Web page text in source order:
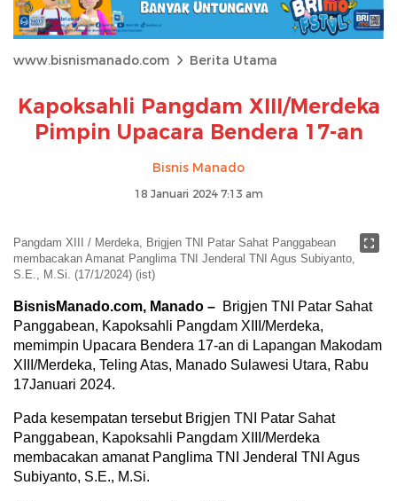
www.bisnismanado.com Berita Utama
Kapoksahli Pangdam XIII/Merdeka
Pimpin Upacara Bendera 17-an
Bisnis Manado
18 Januari 2024 7:13 am
Pangdam XIII / Merdeka, Brigjen TNI Patar Sahat Panggabean
membacakan Amanat Panglima TNI Jenderal TNI Agus Subiyanto,
S.E., M.Si. (17/1/2024) (ist)
BisnisManado.com, Manado – Brigjen TNI Patar Sahat
Panggabean, Kapoksahli Pangdam XIII/Merdeka,
memimpin Upacara Bendera 17-an di Lapangan Makodam
XIII/Merdeka, Teling Atas, Manado Sulawesi Utara, Rabu
17Januari 2024.
Pada kesempatan tersebut Brigjen TNI Patar Sahat
Panggabean, Kapoksahli Pangdam XIII/Merdeka
membacakan amanat Panglima TNI Jenderal TNI Agus
Subiyanto, S.E., M.Si.